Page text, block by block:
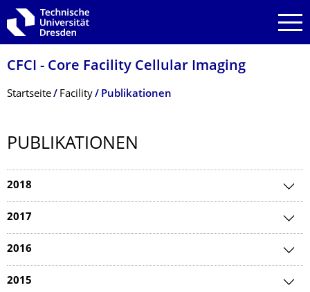
Zur Hauptnavigation springen
Zur Suche springen
Zum Inhalt springen
CFCI - Core Facility Cellular Imaging
Breadcrumb-Menü
Startseite Facility Publikationen
PUBLIKATIONEN
2018
2017
2016
2015